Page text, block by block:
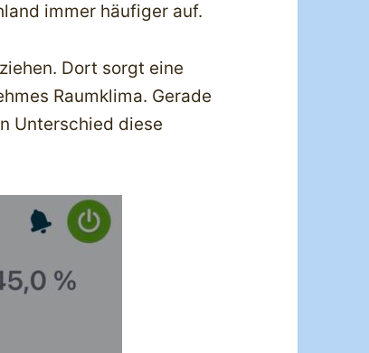
immer häufiger auf.
Dort sorgt eine
Raumklima. Gerade
Unterschied diese